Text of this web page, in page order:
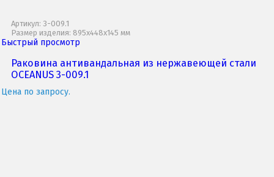
Артикул: 3-009.1
Размер изделия: 895x448x145 мм
Быстрый просмотр
Раковина антивандальная из нержавеющей стали
OCEANUS 3-009.1
Цена по запросу.